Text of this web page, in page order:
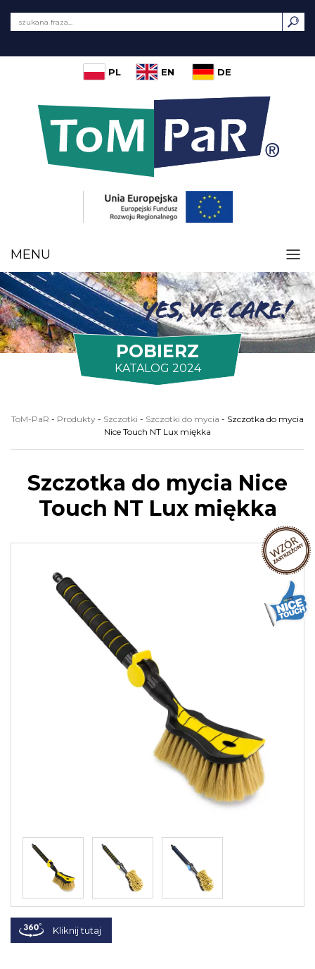
PL EN DE
MENU
POBIERZ
KATALOG 2024
ToM-PaR - Produkty - Szczotki - Szczotki do mycia - Szczotka do mycia
Nice Touch NT Lux miękka
Szczotka do mycia Nice
Touch NT Lux miękka
Kliknij tutaj